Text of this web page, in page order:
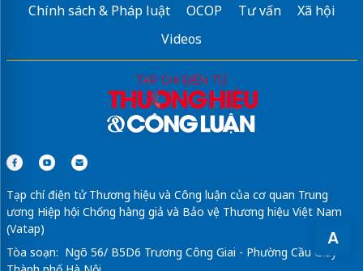
A
Chính sách & Pháp luật
OCOP Tư vấn
Xã hội
Videos
Tạp chí điện tử Thương hiệu và Công luận của cơ quan Trung
ương Hiệp hội Chống hàng giả và Bảo vệ Thương hiệu Việt Nam
(Vatap)
Tòa soạn: Ngõ 56/ B5D6 Trương Công Giai - Phường Cầu Giấy -